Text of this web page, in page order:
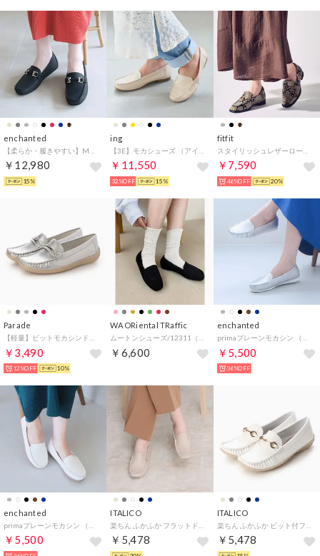
enchanted
￥12,980
15%
ing
￥11,550
32%OFF 15%
fitfit
￥7,590
46%OFF 20%
Parade
￥3,490
12%OFF 10%
WA ORiental TRaffic
￥6,600
enchanted
￥5,500
36%OFF
enchanted
￥5,500
ITALICO
￥5,478
ITALICO
￥5,478